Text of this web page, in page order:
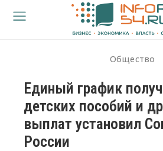
Общество
Единый график
детских пособий и
выплат установил
России